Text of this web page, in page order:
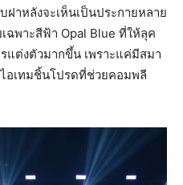
ฝาหลังจะเห็นเป็นประกายหลาย
ฉพาะสีฟ้า Opal Blue ที่ให้ลุค
แต่งตัวมากขึ้น เพราะแค่มีสมา
อเทมชิ้นโปรดที่ช่วยคอมพลี